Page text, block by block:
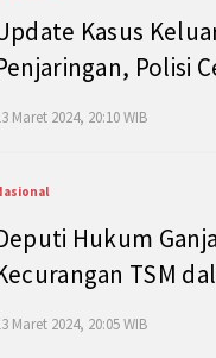
Kasus
Polisi
Maret 2024, 20:10 WIB
Hukum
TSM
Maret 2024, 20:05 WIB